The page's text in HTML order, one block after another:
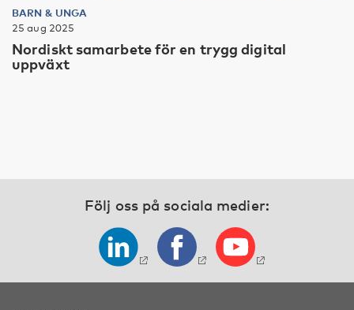
BARN & UNGA
25 aug 2025
Nordiskt samarbete för en trygg digital
uppväxt
Följ oss på sociala medier: